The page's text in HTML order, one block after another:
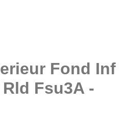
Fond Inf
Fsu3A -